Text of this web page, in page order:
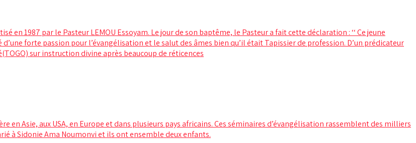
en 1987 par le Pasteur LEMOU Essoyam. Le jour de son baptême, le Pasteur a fait cette déclaration : ‘‘ Ce jeune
forte passion pour l’évangélisation et le salut des âmes bien qu’il était Tapissier de profession. D’un prédicateur
sur instruction divine après beaucoup de réticences
en Asie, aux USA, en Europe et dans plusieurs pays africains. Ces séminaires d’évangélisation rassemblent des milliers
à Sidonie Ama Noumonvi et ils ont ensemble deux enfants.